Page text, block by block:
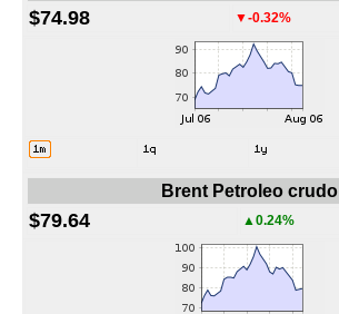
$74.98 ▼-0.32%
Brent Petroleo crudo
$79.64 ▲0.24%